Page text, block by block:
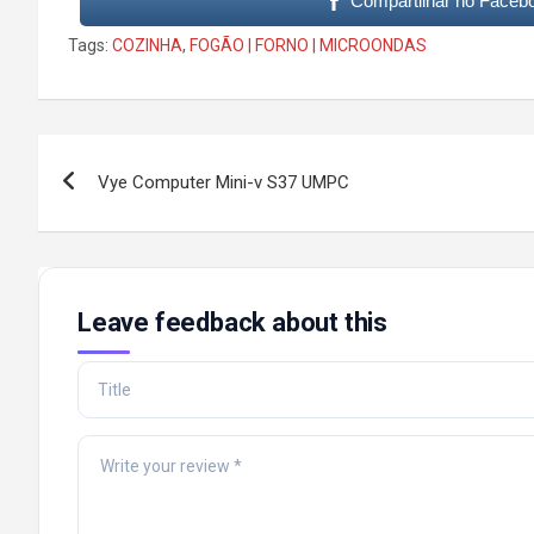
Tags: COZINHA, FOGÃO | FORNO | MICROONDAS
navigation
Vye Computer Mini-v S37 UMPC
Leave feedback about this